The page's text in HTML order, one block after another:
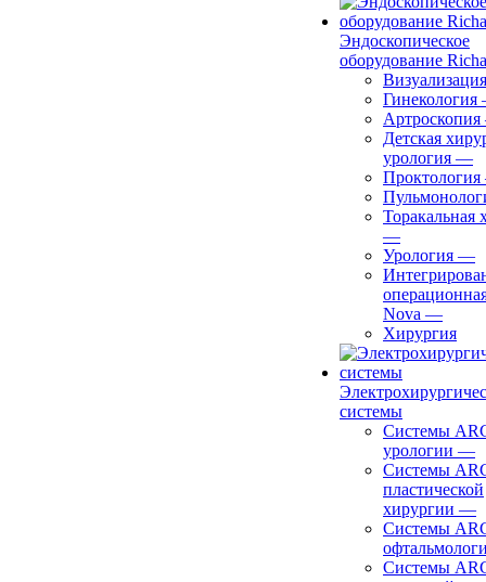
Эндоскопическое
оборудование
Визуализация
Гинекология
Артроскопия
Детская
урология —
Проктология
Торакальная
—
Урология —
Nova —
Хирургия
системы
Системы
урологии —
Системы
пластической
хирургии —
Системы
Системы